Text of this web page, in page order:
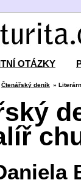
OTÁZKY
Čtenářský deník »